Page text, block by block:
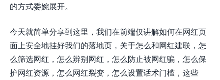
的方式委婉展开。
今天就简单分享到这里，我们在前端仅讲解如何在网红页
面上安全地挂好我们的落地页，关于怎么和网红建联，怎
么筛选网红，怎么辨别网红，怎么防止被网红骗，怎么保
护网红资源，怎么网红裂变，怎么设置话术门槛，这些